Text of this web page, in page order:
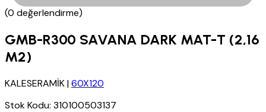
(0 değerlendirme)
GMB-R300 SAVANA DARK MAT-T (2,16
M2)
KALESERAMİK|60X120
Stok Kodu: 310100503137